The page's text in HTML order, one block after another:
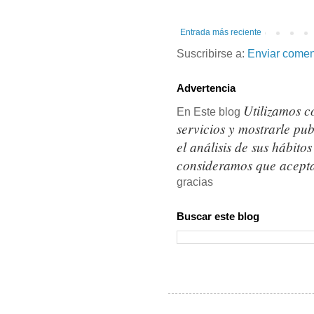
Entrada más reciente
Suscribirse a: Enviar
Advertencia
En Este blog Utilizamos
servicios y mostrarle
el análisis de sus
consideramos que
gracias
Buscar este blog